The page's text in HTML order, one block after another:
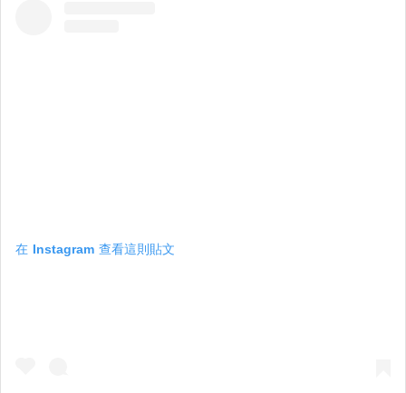
在 Instagram 查看這則貼文